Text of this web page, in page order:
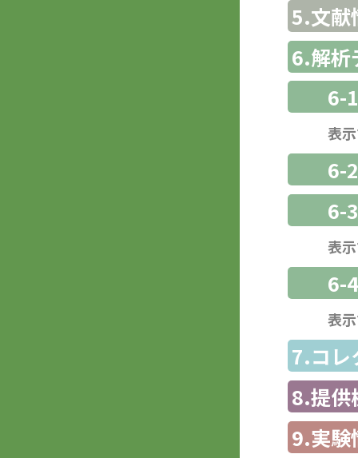
5.文献
6.解析
6-
表
6-
6-
表
6-
表
7.コレ
8.提供
9.実験